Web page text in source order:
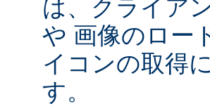
は、クライア
や 画像のロー
イコンの取得
す。